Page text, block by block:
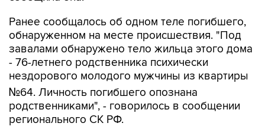
Ранее сообщалось об одном теле погибшего,
обнаруженном на месте происшествия. "Под
завалами обнаружено тело жильца этого дома
- 76-летнего родственника психически
нездорового молодого мужчины из квартиры
№64. Личность погибшего опознана
родственниками", - говорилось в сообщении
регионального СК РФ.